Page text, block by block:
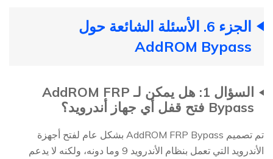
الجزء 6. الأسئلة الشائعة حول
AddROM Bypass
السؤال 1: هل يمكن لـ AddROM FRP
Bypass فتح قفل أي جهاز أندرويد؟
تم تصميم AddROM FRP Bypass بشكل عام لفتح أجهزة
الأندرويد التي تعمل بنظام الأندرويد 9 وما دونه، ولكنه لا يدعم